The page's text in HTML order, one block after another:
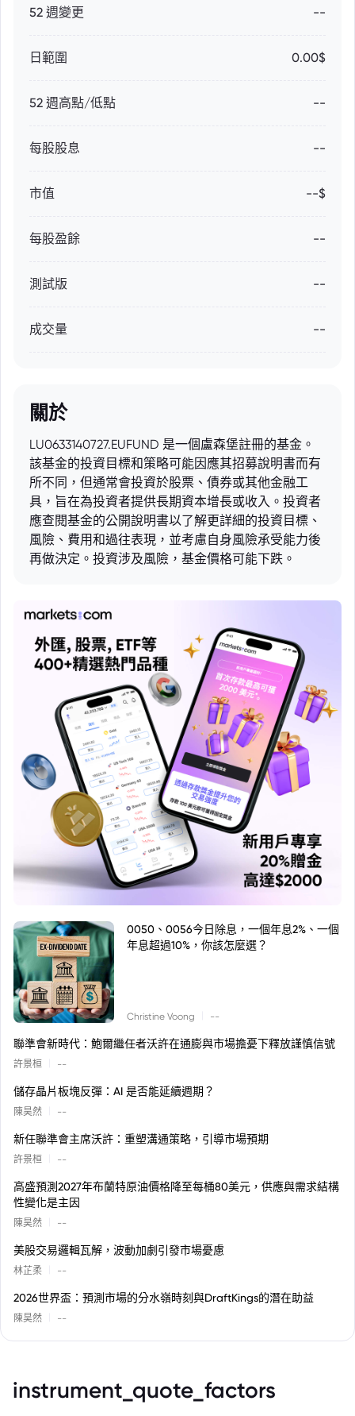
52 週變更 --
日範圍 0.00$
52 週高點/低點 --
每股股息 --
市值 --$
每股盈餘 --
測試版 --
成交量 --
關於
LU0633140727.EUFUND 是一個盧森堡註冊的基金。
該基金的投資目標和策略可能因應其招募說明書而有
所不同，但通常會投資於股票、債券或其他金融工
具，旨在為投資者提供長期資本增長或收入。投資者
應查閱基金的公開說明書以了解更詳細的投資目標、
風險、費用和過往表現，並考慮自身風險承受能力後
再做決定。投資涉及風險，基金價格可能下跌。
0050、0056今日除息，一個年息2%、一個
年息超過10%，你該怎麼選？
Christine Voong --
聯準會新時代：鮑爾繼任者沃許在通膨與市場擔憂下釋放謹慎信號
許景桓 --
儲存晶片板塊反彈：AI 是否能延續週期？
陳昊然 --
新任聯準會主席沃許：重塑溝通策略，引導市場預期
許景桓 --
高盛預測2027年布蘭特原油價格降至每桶80美元，供應與需求結構
性變化是主因
陳昊然 --
美股交易邏輯瓦解，波動加劇引發市場憂慮
林芷柔 --
2026世界盃：預測市場的分水嶺時刻與DraftKings的潛在助益
陳昊然 --
instrument_quote_factors